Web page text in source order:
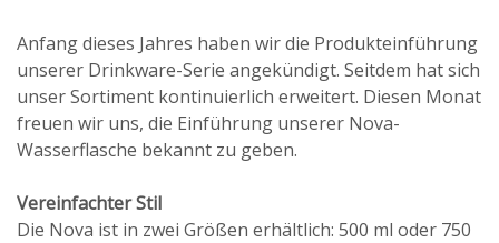
Anfang dieses Jahres haben wir die Produkteinführung
unserer Drinkware-Serie angekündigt. Seitdem hat sich
unser Sortiment kontinuierlich erweitert. Diesen Monat
freuen wir uns, die Einführung unserer Nova-
Wasserflasche bekannt zu geben.
Vereinfachter Stil
Die Nova ist in zwei Größen erhältlich: 500 ml oder 750